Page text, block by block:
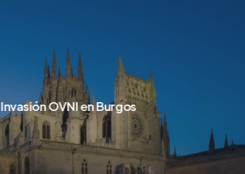
Invasión OVNI en Burgos